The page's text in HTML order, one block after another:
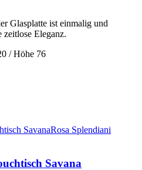
Glasplatte ist einmalig und
zeitlose Eleganz.
/ Höhe 76
Rosa Splendiani
Savana